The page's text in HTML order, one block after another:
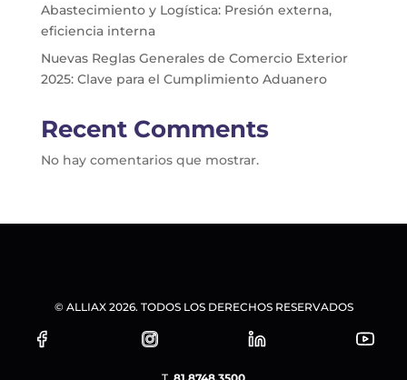
Abastecimiento y Logística: Presión externa,
eficiencia interna
Nuevas Reglas Generales de Comercio Exterior
2025: Clave para el Cumplimiento Aduanero
Recent Comments
No hay comentarios que mostrar.
© ALLIAX 2026. TODOS LOS DERECHOS RESERVADOS